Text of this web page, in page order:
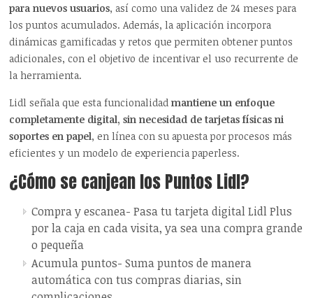
para nuevos usuarios, así como una validez de 24 meses para
los puntos acumulados. Además, la aplicación incorpora
dinámicas gamificadas y retos que permiten obtener puntos
adicionales, con el objetivo de incentivar el uso recurrente de
la herramienta.
Lidl señala que esta funcionalidadmantiene un enfoque
completamente digital, sin necesidad de tarjetas físicas ni
soportes en papel, en línea con su apuesta por procesos más
eficientes y un modelo de experiencia paperless.
¿Cómo se canjean los Puntos Lidl?
Compra y escanea-Pasa tu tarjeta digital Lidl Plus
por la caja en cada visita, ya sea una compra grande
o pequeña
Acumula puntos- Suma puntos de manera
automática con tus compras diarias, sin